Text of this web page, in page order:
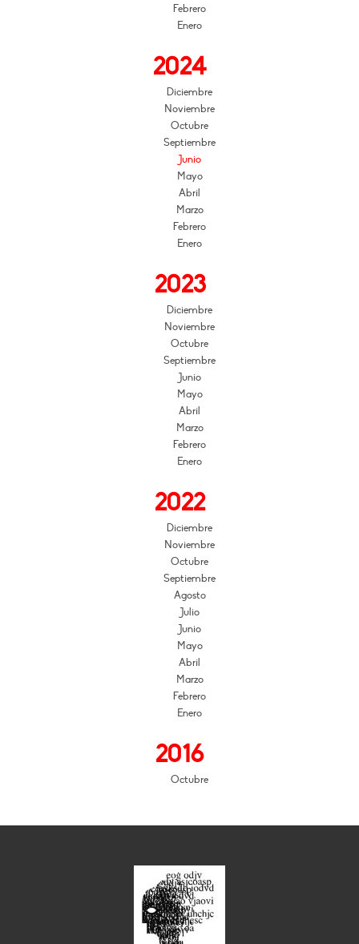
Febrero
Enero
2024
Diciembre
Noviembre
Octubre
Septiembre
Junio
Mayo
Abril
Marzo
Febrero
Enero
2023
Diciembre
Noviembre
Octubre
Septiembre
Junio
Mayo
Abril
Marzo
Febrero
Enero
2022
Diciembre
Noviembre
Octubre
Septiembre
Agosto
Julio
Junio
Mayo
Abril
Marzo
Febrero
Enero
2016
Octubre